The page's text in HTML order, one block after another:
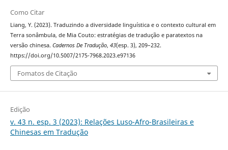
Como Citar
Liang, Y. (2023). Traduzindo a diversidade linguística e o contexto cultural em
Terra sonâmbula, de Mia Couto: estratégias de tradução e paratextos na
versão chinesa. Cadernos De Tradução, 43(esp. 3), 209–232.
https://doi.org/10.5007/2175-7968.2023.e97136
Fomatos de Citação
Edição
v. 43 n. esp. 3 (2023): Relações Luso-Afro-Brasileiras e
Chinesas em Tradução